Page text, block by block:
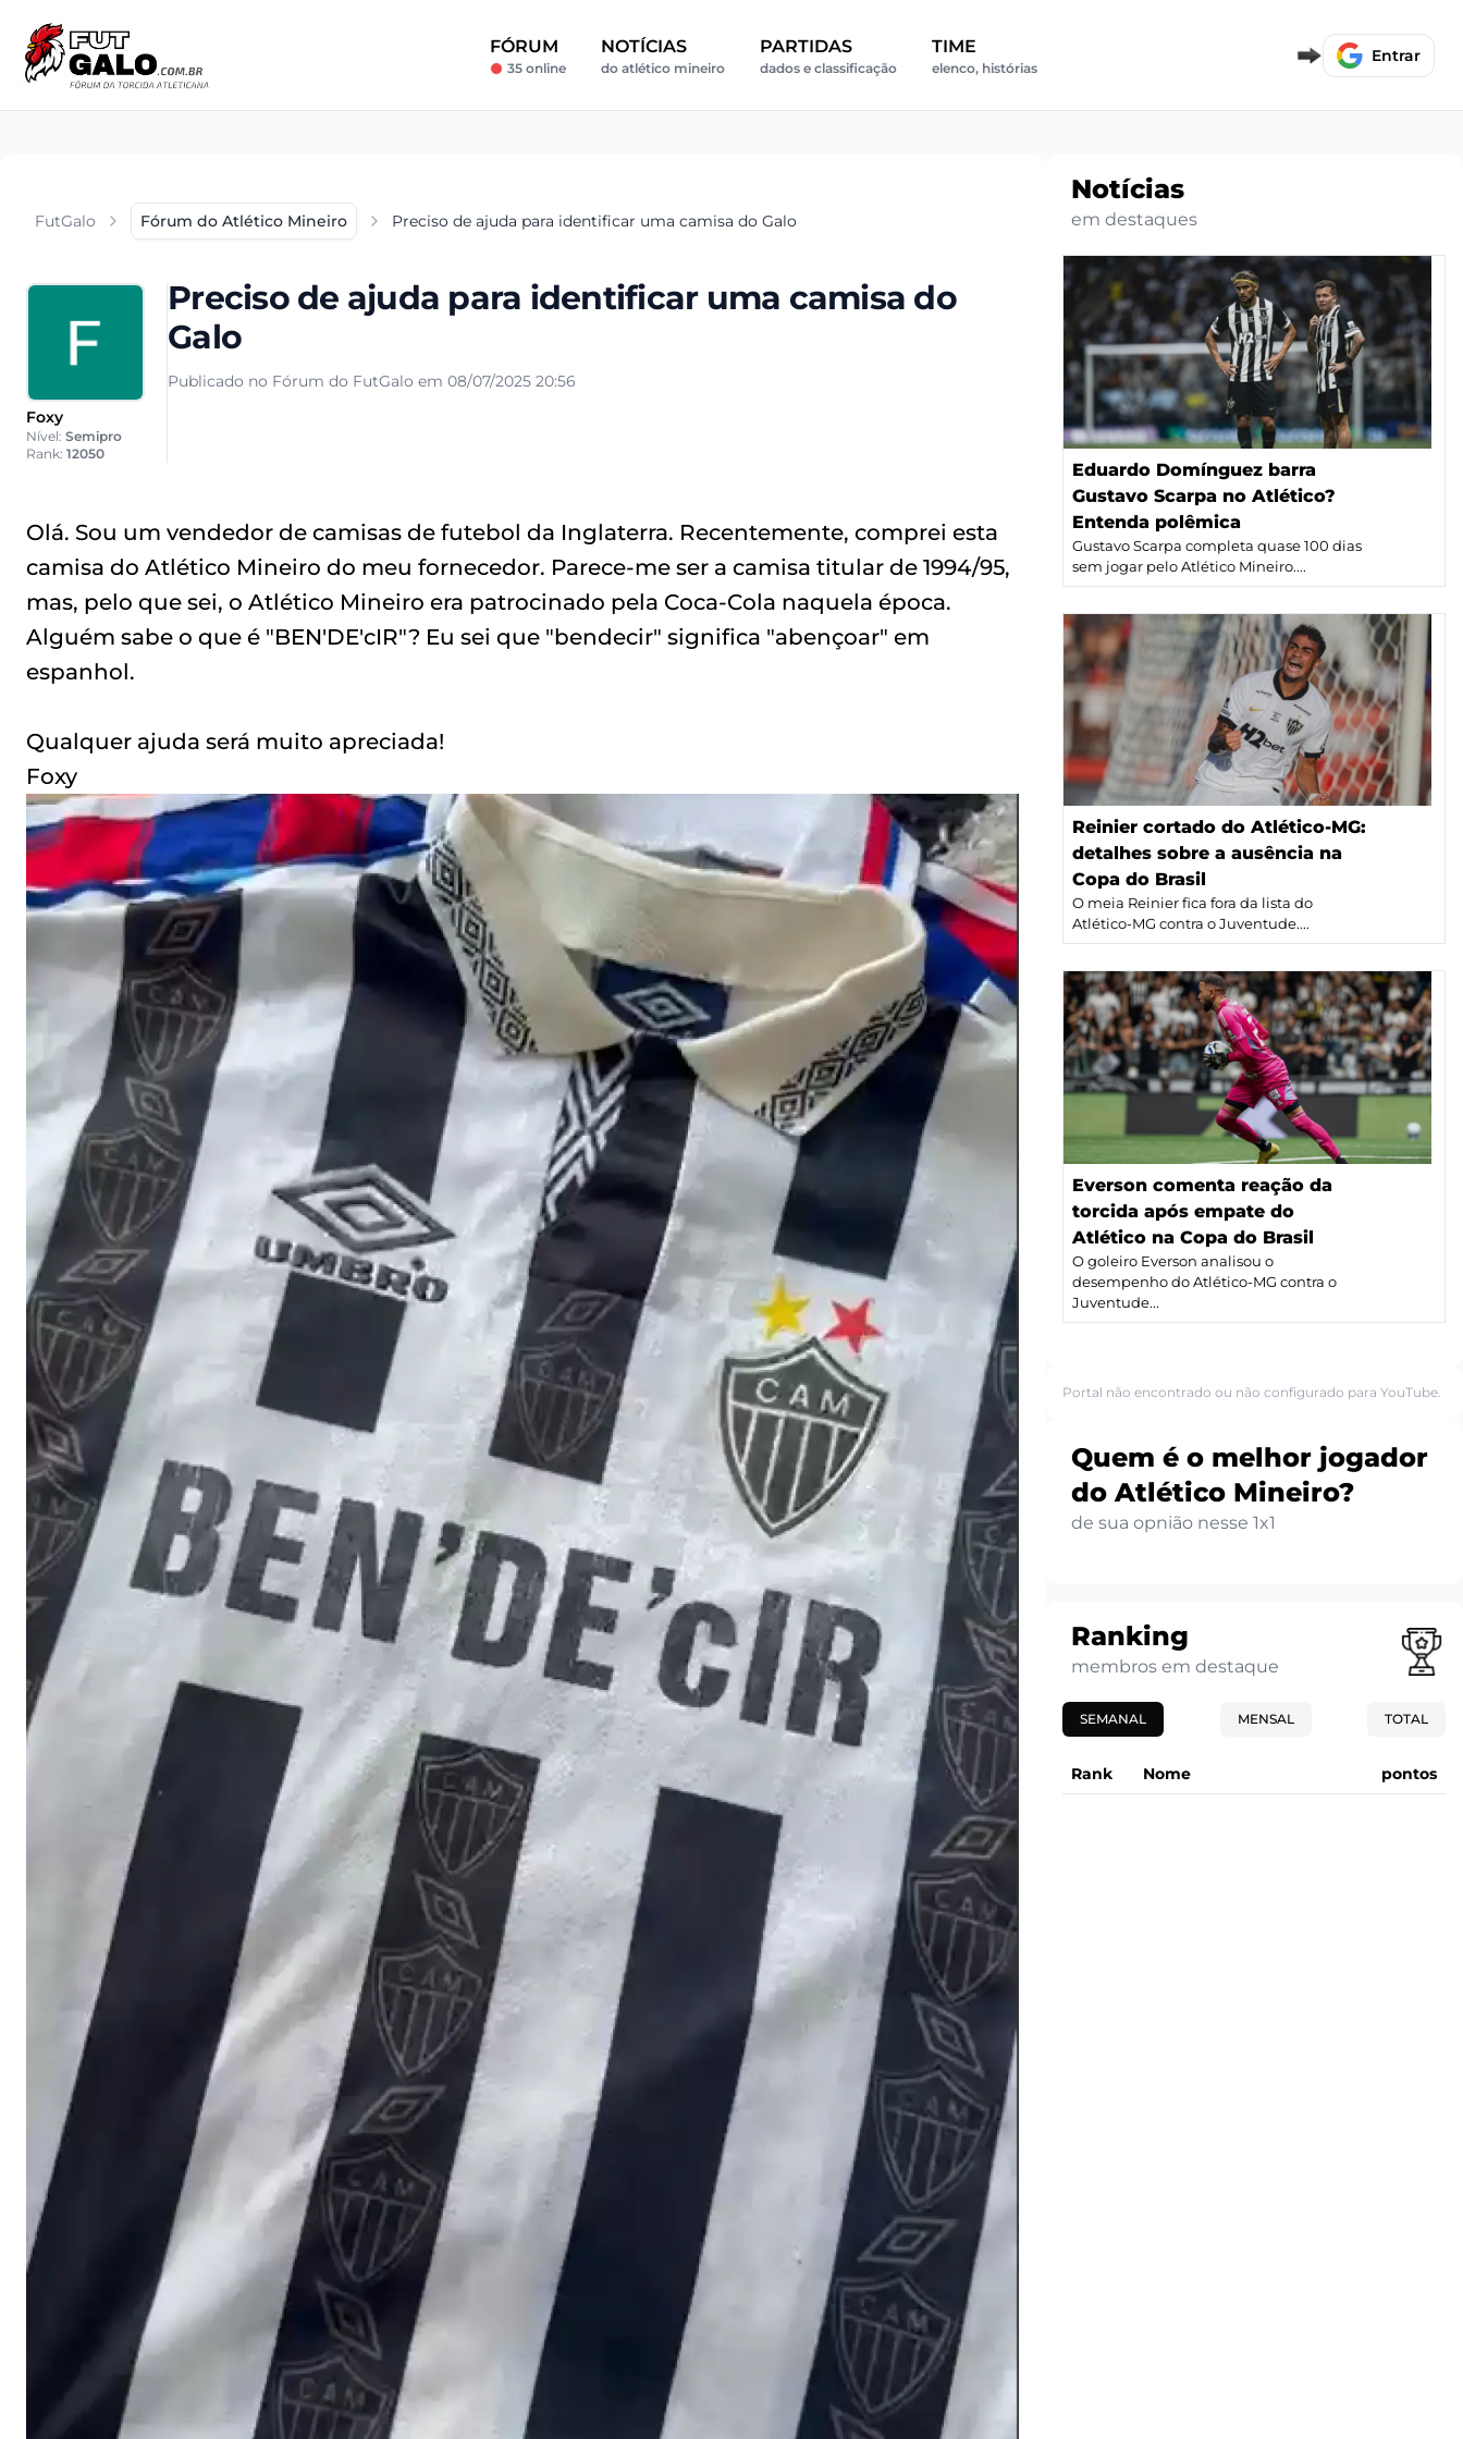
FÓRUM
35 online
NOTÍCIAS
do atlético mineiro
PARTIDAS
dados e classificação
TIME
elenco, histórias
Entrar
FutGalo Fórum do Atlético Mineiro Preciso de ajuda para identificar uma camisa do Galo
Foxy
Nível: Semipro
Rank: 12050
Preciso de ajuda para identificar uma camisa do
Galo
Publicado no Fórum do FutGalo em 08/07/2025 20:56
Olá. Sou um vendedor de camisas de futebol da Inglaterra. Recentemente, comprei esta
camisa do Atlético Mineiro do meu fornecedor. Parece-me ser a camisa titular de 1994/95,
mas, pelo que sei, o Atlético Mineiro era patrocinado pela Coca-Cola naquela época.
Alguém sabe o que é "BEN'DE'cIR"? Eu sei que "bendecir" significa "abençoar" em
espanhol.
Qualquer ajuda será muito apreciada!
Foxy
Notícias
em destaques
Eduardo Domínguez barra
Gustavo Scarpa no Atlético?
Entenda polêmica
Gustavo Scarpa completa quase 100 dias
sem jogar pelo Atlético Mineiro....
Reinier cortado do Atlético-MG:
detalhes sobre a ausência na
Copa do Brasil
O meia Reinier fica fora da lista do
Atlético-MG contra o Juventude....
Everson comenta reação da
torcida após empate do
Atlético na Copa do Brasil
O goleiro Everson analisou o
desempenho do Atlético-MG contra o
Juventude...
Portal não encontrado ou não configurado para YouTube.
Quem é o melhor jogador
do Atlético Mineiro?
de sua opnião nesse 1x1
Ranking
membros em destaque
SEMANAL MENSAL TOTAL
Rank Nome pontos